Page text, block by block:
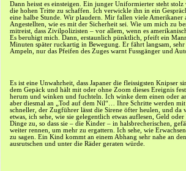
Dann heisst es einsteigen. Ein junger Uniformierter steht
die hohen Tritte zu schaffen. Ich verwickle ihn in ein
eine halbe Stunde. Wir plaudern. Mir fallen viele Amerikaner
Angestellten, wie es mit der Sicherheit sei. Wie um mich zu
mitreist, dass Zivilpolizisten – vor allem, wenn es
Es beruhigt mich. Dann, erstaunlich pünktlich, pfeift ein
Minuten später ruckartig in Bewegung. Er fährt langsam,
Ampeln, nur das Pfeifen des Zuges warnt Fussgänger und
Es ist eine Unwahrheit, dass Japaner die fleissigsten Knipser
dem Gepäck und hält mit oder ohne Zoom dieses Ereignis
herum und winken und fuchteln. Ich winke dem einen oder
aber diesmal an „Tod auf dem Nil“… Ihre Schritte werden
schneller, der Zugführer lässt die Sirene öfter heulen, und
etwas, ich sehe, wie sie gelegentlich etwas auflesen, Geld
Dinge zu, so dass sie – die Kinder – in halsbrecherischen,
weiter rennen, um mehr zu ergattern. Ich sehe, wie
zu sagen. Ein Kind kommt an einem Abhang sehr nahe an
ausrutschen und unter die Räder geraten würde.